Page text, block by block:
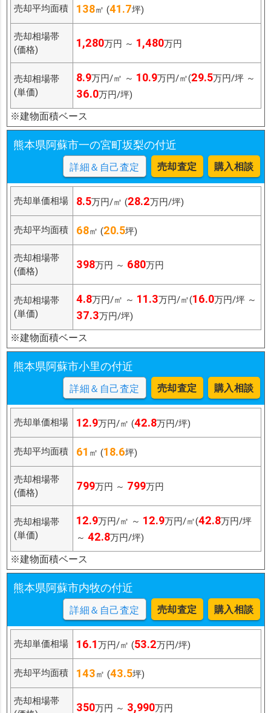
売却平均面積 138㎡ (41.7坪)
売却相場帯
(価格)
1,280万円 ～ 1,480万円
売却相場帯
(単価)
8.9万円/㎡ ～ 10.9万円/㎡(29.5万円/坪 ～
36.0万円/坪)
※建物面積ベース
熊本県阿蘇市一の宮町坂梨の付近
詳細＆自己査定 売却査定 購入相談
売却単価相場 8.5万円/㎡ (28.2万円/坪)
売却平均面積 68㎡ (20.5坪)
売却相場帯
(価格)
398万円 ～ 680万円
売却相場帯
(単価)
4.8万円/㎡ ～ 11.3万円/㎡(16.0万円/坪 ～
37.3万円/坪)
※建物面積ベース
熊本県阿蘇市小里の付近
詳細＆自己査定 売却査定 購入相談
売却単価相場 12.9万円/㎡ (42.8万円/坪)
売却平均面積 61 ㎡ (18.6坪)
売却相場帯
(価格)
799万円 ～ 799万円
売却相場帯
(単価)
12.9万円/㎡ ～ 12.9万円/㎡(42.8万円/坪
～ 42.8万円/坪)
※建物面積ベース
熊本県阿蘇市内牧の付近
詳細＆自己査定 売却査定 購入相談
売却単価相場 16.1万円/㎡ (53.2万円/坪)
売却平均面積 143㎡ (43.5坪)
売却相場帯
350万円 ～ 3,990万円